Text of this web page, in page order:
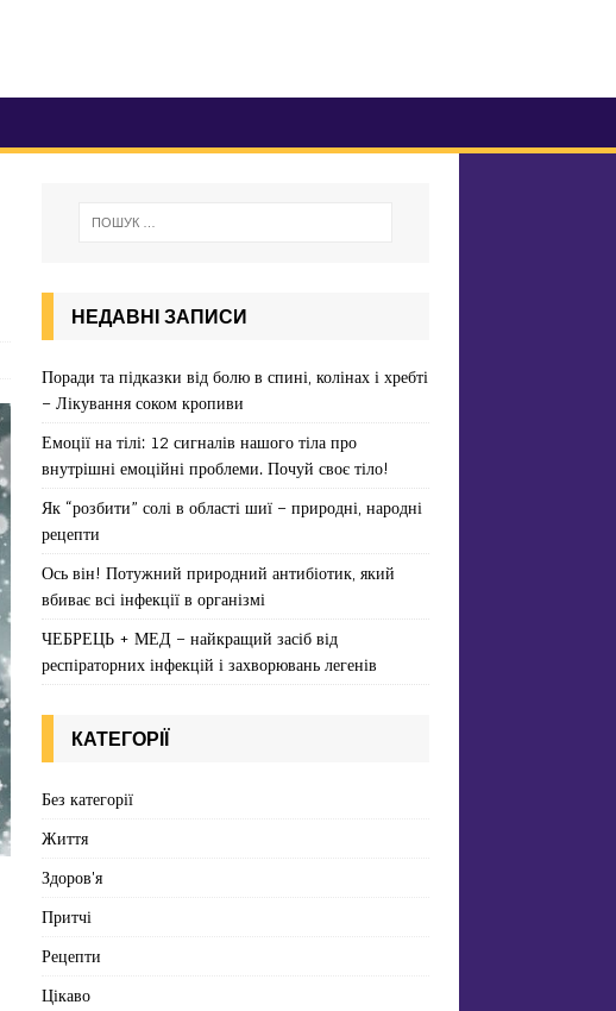
НЕДАВНІ ЗАПИСИ
Поради та підказки від болю в спині, колінах і хребті
– Лікування соком кропиви
Емоції на тілі: 12 сигналів нашого тіла про
внутрішні емоційні проблеми. Почуй своє тіло!
Як “розбити” солі в області шиї – природні, народні
рецепти
Ось він! Потужний природний антибіотик, який
вбиває всі інфекції в організмі
ЧЕБРЕЦЬ + МЕД – найкращий засіб від
респіраторних інфекцій і захворювань легенів
КАТЕГОРІЇ
Без категорії
Життя
Здоров'я
Притчі
Рецепти
Цікаво